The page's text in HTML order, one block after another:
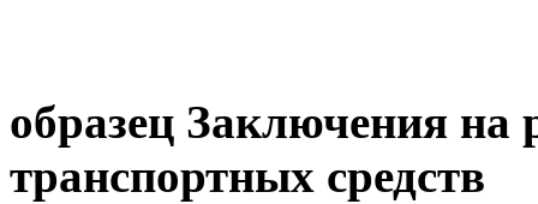
образец Заключения на
транспортных средств